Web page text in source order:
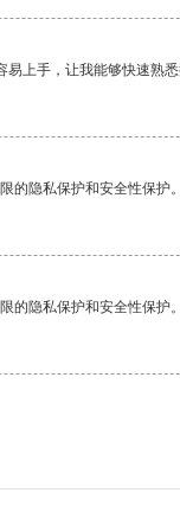
上手，让我能够快速熟悉
的隐私保护和安全性保护。
的隐私保护和安全性保护。